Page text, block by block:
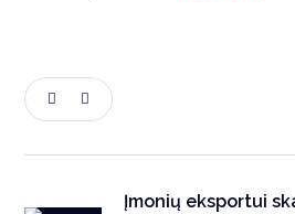
Įmonių eksportui